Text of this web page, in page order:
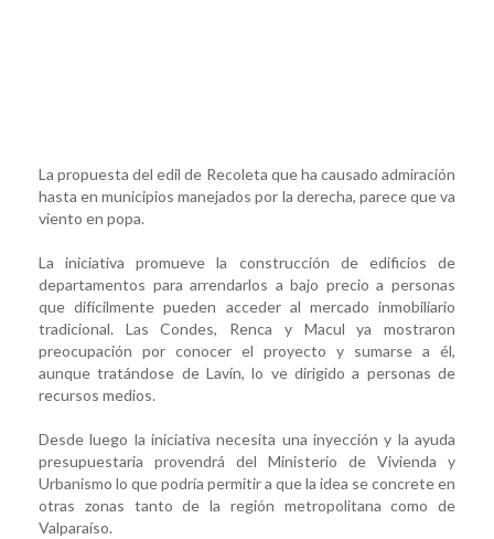
La propuesta del edil de Recoleta que ha causado admiración
hasta en municipios manejados por la derecha, parece que va
viento en popa.
La iniciativa promueve la construcción de edificios de
departamentos para arrendarlos a bajo precio a personas
que difícilmente pueden acceder al mercado inmobiliario
tradicional. Las Condes, Renca y Macul ya mostraron
preocupación por conocer el proyecto y sumarse a él,
aunque tratándose de Lavín, lo ve dirigido a personas de
recursos medios.
Desde luego la iniciativa necesita una inyección y la ayuda
presupuestaria provendrá del Ministerio de Vivienda y
Urbanismo lo que podría permitir a que la idea se concrete en
otras zonas tanto de la región metropolitana como de
Valparaíso.